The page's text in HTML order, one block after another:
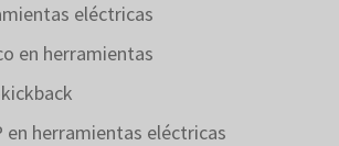
eléctricas
en herramientas
en herramientas eléctricas